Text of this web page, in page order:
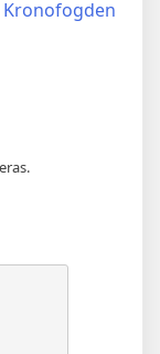
Kronofogden